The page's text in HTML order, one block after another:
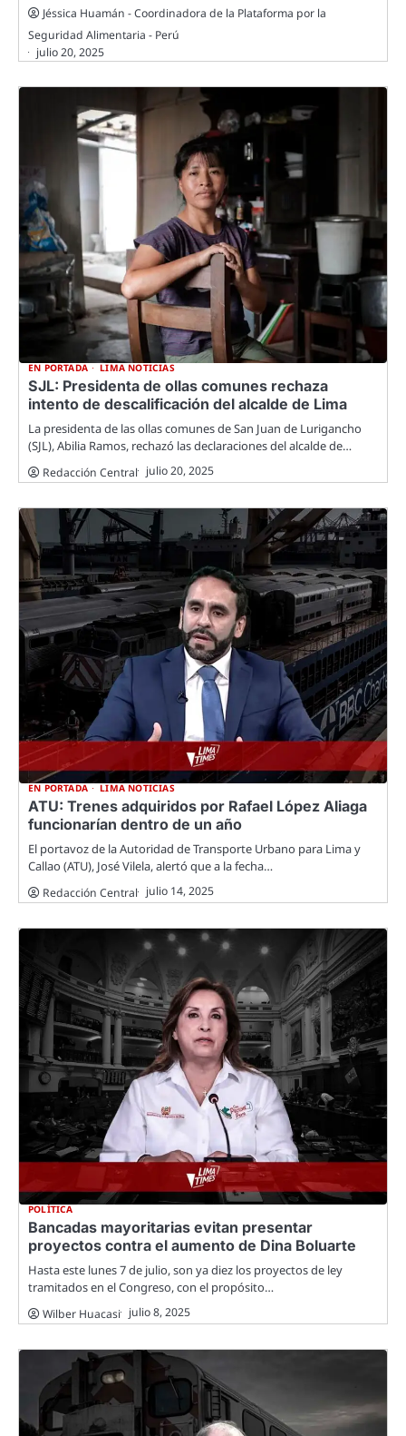
Jéssica Huamán - Coordinadora de la Plataforma por la
Seguridad Alimentaria - Perú
julio 20, 2025
EN PORTADA LIMA NOTICIAS
SJL: Presidenta de ollas comunes rechaza
intento de descalificación del alcalde de Lima
La presidenta de las ollas comunes de San Juan de Lurigancho
(SJL), Abilia Ramos, rechazó las declaraciones del alcalde de…
Redacción Central julio 20, 2025
EN PORTADA LIMA NOTICIAS
ATU: Trenes adquiridos por Rafael López Aliaga
funcionarían dentro de un año
El portavoz de la Autoridad de Transporte Urbano para Lima y
Callao (ATU), José Vilela, alertó que a la fecha…
Redacción Central julio 14, 2025
POLÍTICA
Bancadas mayoritarias evitan presentar
proyectos contra el aumento de Dina Boluarte
Hasta este lunes 7 de julio, son ya diez los proyectos de ley
tramitados en el Congreso, con el propósito…
Wilber Huacasi julio 8, 2025